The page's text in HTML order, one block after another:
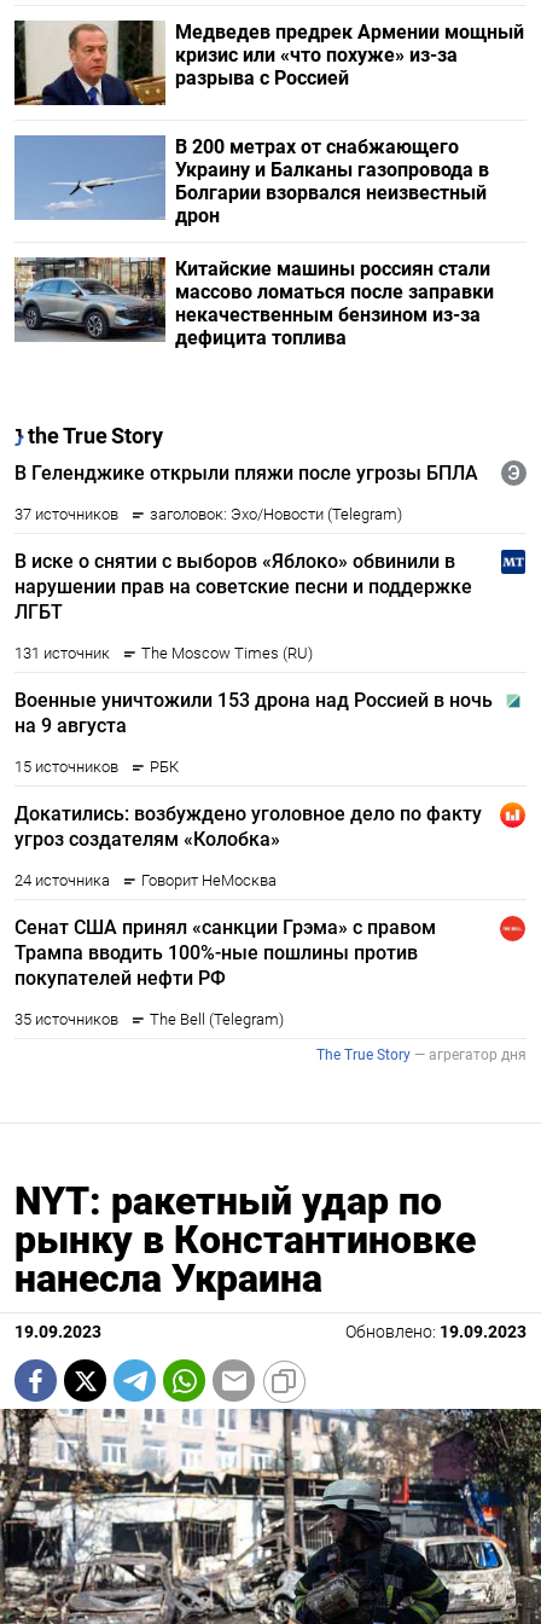
Медведев предрек Армении мощный
кризис или «что похуже» из-за
разрыва с Россией
В 200 метрах от снабжающего
Украину и Балканы газопровода в
Болгарии взорвался неизвестный
дрон
Китайские машины россиян стали
массово ломаться после заправки
некачественным бензином из-за
дефицита топлива
NYT: ракетный удар по
рынку в Константиновке
нанесла Украина
19.09.2023 Обновлено: 19.09.2023